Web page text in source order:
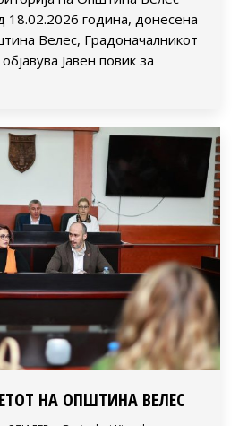
18.02.2026 година, донесена
Велес, Градоначалникот
Јавен повик за
НА ОПШТИНА ВЕЛЕС